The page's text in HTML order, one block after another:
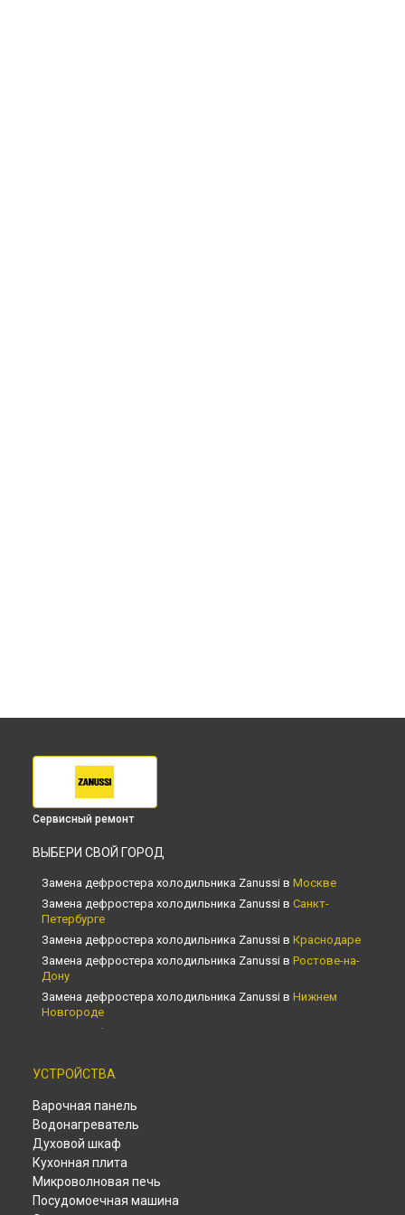
Сервисный ремонт
ВЫБЕРИ СВОЙ ГОРОД
Замена дефростера холодильника Zanussi в Москве
Замена дефростера холодильника Zanussi в Санкт-
Петербурге
Замена дефростера холодильника Zanussi в Краснодаре
Замена дефростера холодильника Zanussi в Ростове-на-
Дону
Замена дефростера холодильника Zanussi в Нижнем
Новгороде
Замена дефростера холодильника Zanussi в
Замена дефростера холодильника Zanussi в
Екатеринбурге
Замена дефростера холодильника Zanussi в
Замена дефростера холодильника Zanussi в
Замена дефростера холодильника Zanussi в
Замена дефростера холодильника Zanussi в
Замена дефростера холодильника Zanussi в
УСТРОЙСТВА
Варочная панель
Водонагреватель
Духовой шкаф
Кухонная плита
Микроволновая печь
Посудомоечная машина